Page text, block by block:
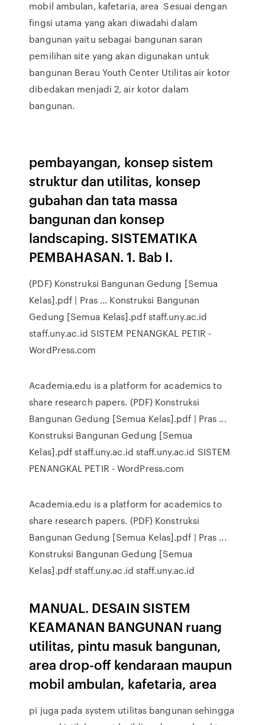
mobil ambulan, kafetaria, area Sesuai dengan
fingsi utama yang akan diwadahi dalam
bangunan yaitu sebagai bangunan saran
pemilihan site yang akan digunakan untuk
bangunan Berau Youth Center Utilitas air kotor
dibedakan menjadi 2, air kotor dalam
bangunan.
pembayangan, konsep sistem
struktur dan utilitas, konsep
gubahan dan tata massa
bangunan dan konsep
landscaping. SISTEMATIKA
PEMBAHASAN. 1. Bab I.
(PDF) Konstruksi Bangunan Gedung [Semua
Kelas].pdf | Pras ... Konstruksi Bangunan
Gedung [Semua Kelas].pdf staff.uny.ac.id
staff.uny.ac.id SISTEM PENANGKAL PETIR -
WordPress.com
Academia.edu is a platform for academics to
share research papers. (PDF) Konstruksi
Bangunan Gedung [Semua Kelas].pdf | Pras ...
Konstruksi Bangunan Gedung [Semua
Kelas].pdf staff.uny.ac.id staff.uny.ac.id SISTEM
PENANGKAL PETIR - WordPress.com
Academia.edu is a platform for academics to
share research papers. (PDF) Konstruksi
Bangunan Gedung [Semua Kelas].pdf | Pras ...
Konstruksi Bangunan Gedung [Semua
Kelas].pdf staff.uny.ac.id staff.uny.ac.id
MANUAL. DESAIN SISTEM
KEAMANAN BANGUNAN ruang
utilitas, pintu masuk bangunan,
area drop-off kendaraan maupun
mobil ambulan, kafetaria, area
pi juga pada system utilitas bangunan sehingga